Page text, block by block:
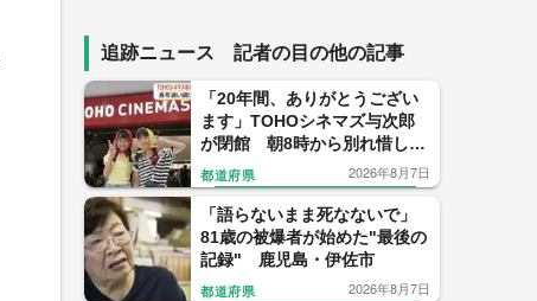
追跡ニュース 記者の目の他の記事
「20年間、ありがとうござい
ます」TOHOシネマズ与次郎
が閉館 朝8時から別れ惜しむ
ファンも【鹿児島】
都道府県 2026年8月7日
「語らないまま死なないで」
81歳の被爆者が始めた"最後の
記録" 鹿児島・伊佐市
都道府県 2026年8月7日